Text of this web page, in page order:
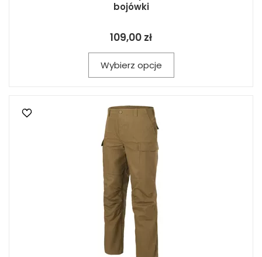
bojówki
109,00 zł
Wybierz opcje